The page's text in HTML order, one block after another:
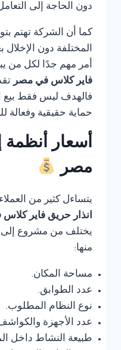
دون الحاجة إلى
كما أن الشركة تهتم
المختلفة دون الإخلال
أمر مهم جدًا لكل من
فاير كلاس في مصر
فالهدف ليس فقط بيع
حماية حقيقية وفعالة
أسعار أنظمة
مصر
يتساءل كثير من
انذار حريق فاير
يختلف من مشروع إلى
منها:
مساحة المكان.
عدد الطوابق.
نوع النظام المطلوب.
عدد الأجهزة
طبيعة النشاط داخل